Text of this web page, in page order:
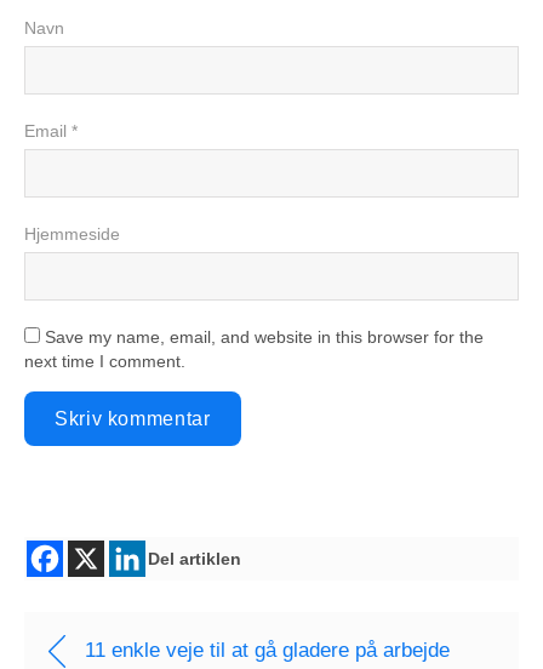
Navn
Email *
Hjemmeside
Save my name, email, and website in this browser for the
next time I comment.
Del artiklen
11 enkle veje til at gå gladere på arbejde